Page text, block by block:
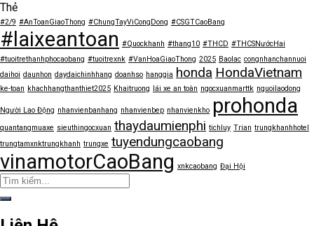
Thẻ
#2/9 #AnToanGiaoThong #ChungTayViCongDong #CSGTCaoBang
#laixeantoan #Quockhanh #thang10 #THCD #THCSNướcHai
#tuoitrethanhphocaobang #tuoitrexnk #VanHoaGiaoThong 2025 Baolac congnhanchannuoi
daihoi daunhon daydaichinhhang doanhso hanggia honda HondaVietnam
ke-toan khachhangthanthiet2025 Khaitruong lái xe an toàn ngocxuanmarttk nguoilaodong
Người Lao Động nhanvienbanhang nhanvienbep nhanvienkho prohonda
quantangmuaxe sieuthingocxuan thaydaumienphi tichluy Trian trungkhanhhotel
trungtamxnktrungkhanh trungxe tuyendungcaobang
vinamotorCaoBang xnkcaobang Đại Hội